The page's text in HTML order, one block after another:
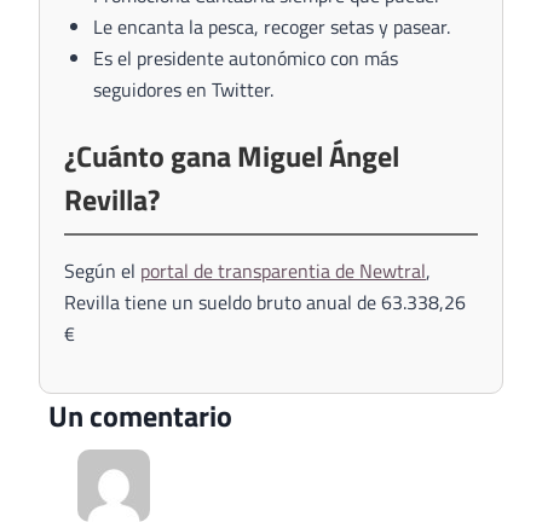
Le encanta la pesca, recoger setas y pasear.
Es el presidente autonómico con más
seguidores en Twitter.
¿Cuánto gana Miguel Ángel
Revilla?
Según el portal de transparentia de Newtral,
Revilla tiene un sueldo bruto anual de 63.338,26
€
Un comentario